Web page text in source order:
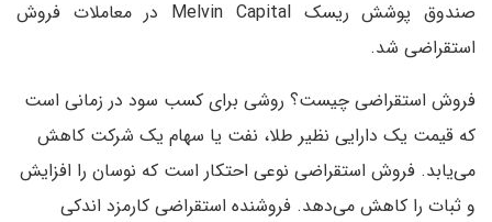
صندوق پوشش ریسک Melvin Capital در معاملات فروش
استقراضی شد.
فروش استقراضی چیست؟ روشی برای کسب سود در زمانی است
که قیمت یک دارایی نظیر طلا، نفت یا سهام یک شرکت کاهش
می‌یابد. فروش استقراضی نوعی احتکار است که نوسان را افزایش
و ثبات را کاهش می‌دهد. فروشنده استقراضی کارمزد اندکی